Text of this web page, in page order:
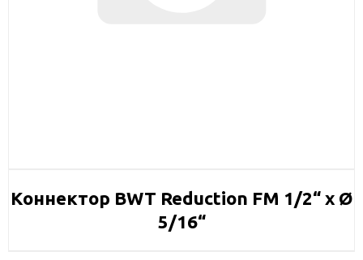
Коннектор BWT Reduction FM 1/2“ x Ø
5/16“